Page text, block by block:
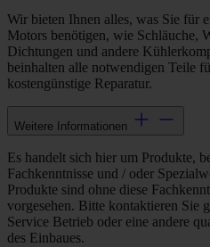
Wir bieten Ihnen alles, was Sie für
Motors benötigen, wie Schläuche,
Dichtungen und andere
beinhalten alle notwendigen Teile
kostengünstige Reparatur.
Weitere Informationen
Es handelt sich hier um Produkte,
Fachkenntnisse und / oder
Produkte sind ohne diese
vorgesehen. Bitte kontaktieren Sie
Service Betrieb oder eine andere
des Einbaues.